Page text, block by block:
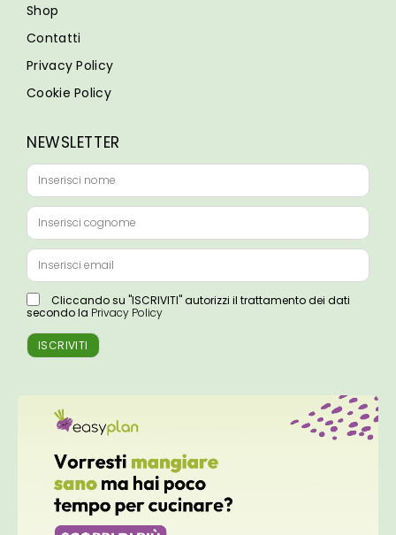
Shop
Contatti
Privacy Policy
Cookie Policy
NEWSLETTER
Cliccando su "ISCRIVITI" autorizzi il trattamento dei dati
secondo la Privacy Policy